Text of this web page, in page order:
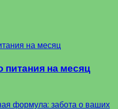
питания на месяц